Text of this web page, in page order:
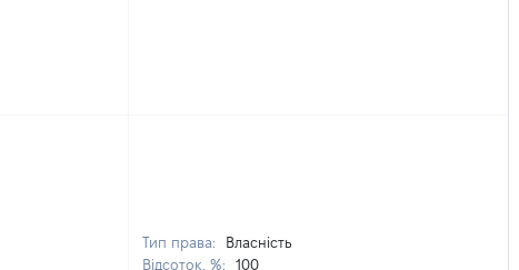
Тип права:
Власність
Відсоток, %:
100